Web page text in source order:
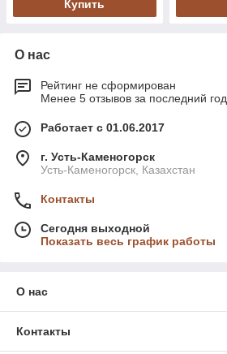
Купить
О нас
Рейтинг не сформирован
Менее 5 отзывов за последний год
Работает с 01.06.2017
г. Усть-Каменогорск
Усть-Каменогорск, Казахстан
Контакты
Сегодня выходной
Показать весь график работы
О нас
Контакты